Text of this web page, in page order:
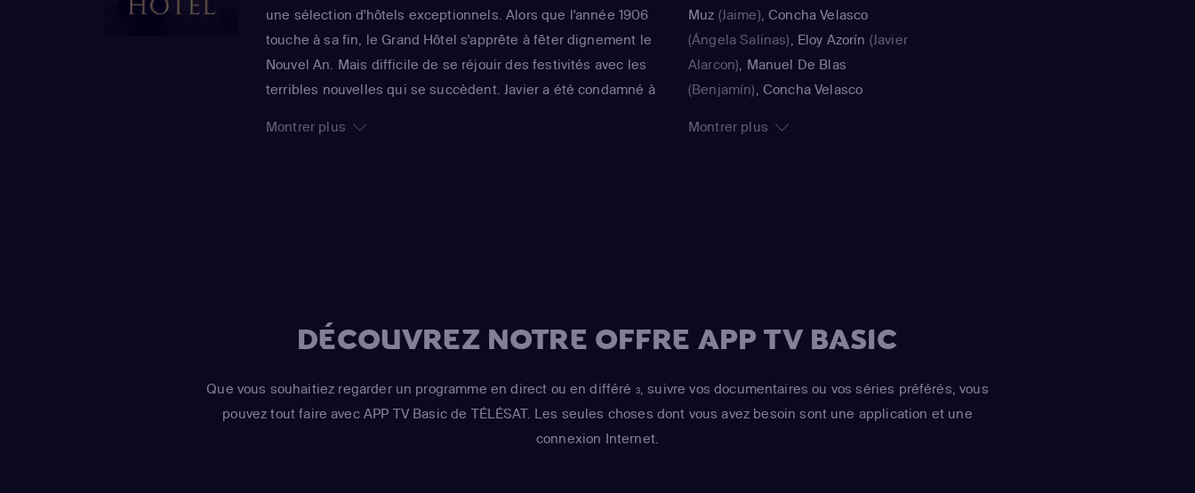
une sélection d'hôtels exceptionnels. Alors que l'année 1906
touche à sa fin, le Grand Hôtel s'apprête à fêter dignement le
Nouvel An. Mais difficile de se réjouir des festivités avec les
terribles nouvelles qui se succèdent. Javier a été condamné à
dépossédés de leurs biens. Outre son succès en Espagne, la
Montrer plus
Muz (Jaime),Concha Velasco
(Ángela Salinas), Eloy Azorín (Javier
Alarcon), Manuel De Blas
(Benjamín), Concha Velasco
Aldecoa),
Montrer plus
DÉCOUVREZ NOTRE OFFRE APP TV BASIC
Que vous souhaitiez regarder un programme en direct ou en différé 3, suivre vos documentaires ou vos séries préférés, vous
pouvez tout faire avec APP TV Basic de TÉLÉSAT. Les seules choses dont vous avez besoin sont une application et une
connexion Internet.